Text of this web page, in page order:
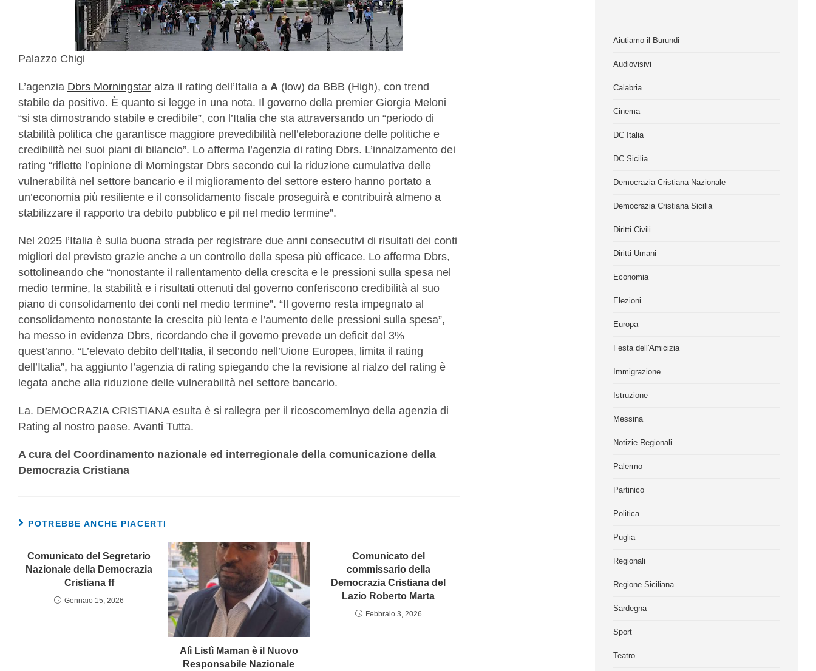
Palazzo Chigi
L’agenzia Dbrs Morningstar alza il rating dell’Italia a A (low) da BBB (High), con trend
stabile da positivo. È quanto si legge in una nota. Il governo della premier Giorgia Meloni
“si sta dimostrando stabile e credibile”, con l’Italia che sta attraversando un “periodo di
stabilità politica che garantisce maggiore prevedibilità nell’eleborazione delle politiche e
credibilità nei suoi piani di bilancio”. Lo afferma l’agenzia di rating Dbrs. L’innalzamento dei
rating “riflette l’opinione di Morningstar Dbrs secondo cui la riduzione cumulativa delle
vulnerabilità nel settore bancario e il miglioramento del settore estero hanno portato a
un’economia più resiliente e il consolidamento fiscale proseguirà e contribuirà almeno a
stabilizzare il rapporto tra debito pubblico e pil nel medio termine”.
Nel 2025 l’Italia è sulla buona strada per registrare due anni consecutivi di risultati dei conti
migliori del previsto grazie anche a un controllo della spesa più efficace. Lo afferma Dbrs,
sottolineando che “nonostante il rallentamento della crescita e le pressioni sulla spesa nel
medio termine, la stabilità e i risultati ottenuti dal governo conferiscono credibilità al suo
piano di consolidamento dei conti nel medio termine”. “Il governo resta impegnato al
consolidamento nonostante la crescita più lenta e l’aumento delle pressioni sulla spesa”,
ha messo in evidenza Dbrs, ricordando che il governo prevede un deficit del 3%
quest’anno. “L’elevato debito dell’Italia, il secondo nell’Uione Europea, limita il rating
dell’Italia”, ha aggiunto l’agenzia di rating spiegando che la revisione al rialzo del rating è
legata anche alla riduzione delle vulnerabilità nel settore bancario.
La. DEMOCRAZIA CRISTIANA esulta è si rallegra per il ricoscomemlnyo della agenzia di
Rating al nostro paese. Avanti Tutta.
A cura del Coordinamento nazionale ed interregionale della comunicazione della
Democrazia Cristiana
POTREBBE ANCHE PIACERTI
Comunicato del Segretario
Nazionale della Democrazia
Cristiana ff
Gennaio 15, 2026
Alì Listì Maman è il Nuovo
Responsabile Nazionale
Comunicato del
commissario della
Democrazia Cristiana del
Lazio Roberto Marta
Febbraio 3, 2026
Aiutiamo il Burundi
Audiovisivi
Calabria
Cinema
DC Italia
DC Sicilia
Democrazia Cristiana Nazionale
Democrazia Cristiana Sicilia
Diritti Civili
Diritti Umani
Economia
Elezioni
Europa
Festa dell'Amicizia
Immigrazione
Istruzione
Messina
Notizie Regionali
Palermo
Partinico
Politica
Puglia
Regionali
Regione Siciliana
Sardegna
Sport
Teatro